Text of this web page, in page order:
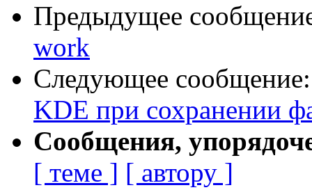
Предыдущее
work
Следующее
KDE при сохранении
Сообщения,
[ теме ] [ автору ]